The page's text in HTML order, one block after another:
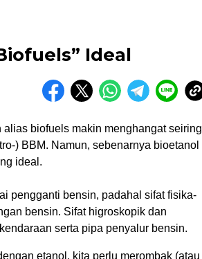
Ideal
alias biofuels makin menghangat seiring
) BBM. Namun, sebenarnya bioetanol
ideal.
pengganti bensin, padahal sifat fisika-
bensin. Sifat higroskopik dan
serta pipa penyalur bensin.
etanol, kita perlu merombak (atau